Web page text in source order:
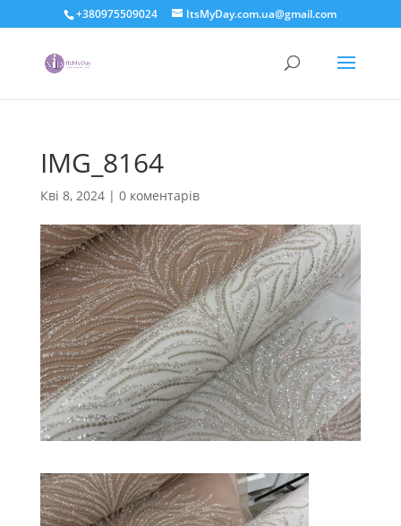
+380975509024 ItsMyDay.com.ua@gmail.com
IMG_8164
Кві 8, 2024| 0 коментарів